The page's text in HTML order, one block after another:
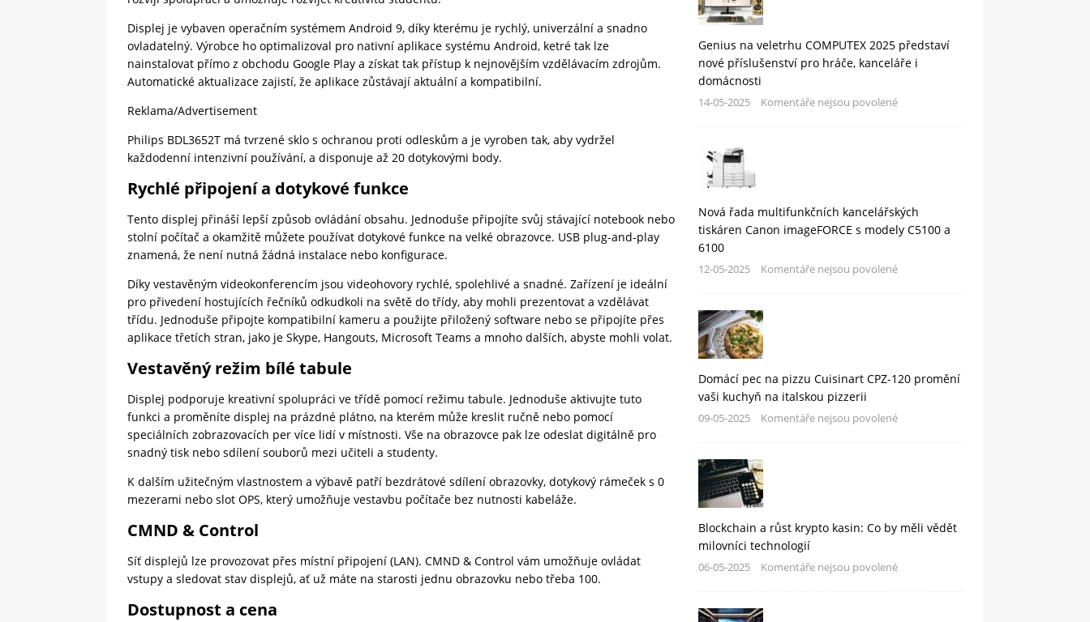
Displej je vybaven operačním systémem Android 9, díky kterému je rychlý, univerzální a snadno
ovladatelný. Výrobce ho optimalizoval pro nativní aplikace systému Android, ketré tak lze
nainstalovat přímo z obchodu Google Play a získat tak přístup k nejnovějším vzdělávacím zdrojům.
Automatické aktualizace zajistí, že aplikace zůstávají aktuální a kompatibilní.
Reklama/Advertisement
Philips BDL3652T má tvrzené sklo s ochranou proti odleskům a je vyroben tak, aby vydržel
každodenní intenzivní používání, a disponuje až 20 dotykovými body.
Rychlé připojení a dotykové funkce
Tento displej přináší lepší způsob ovládání obsahu. Jednoduše připojíte svůj stávající notebook nebo
stolní počítač a okamžitě můžete používat dotykové funkce na velké obrazovce. USB plug-and-play
znamená, že není nutná žádná instalace nebo konfigurace.
Díky vestavěným videokonferencím jsou videohovory rychlé, spolehlivé a snadné. Zařízení je ideální
pro přivedení hostujících řečníků odkudkoli na světě do třídy, aby mohli prezentovat a vzdělávat
třídu. Jednoduše připojte kompatibilní kameru a použijte přiložený software nebo se připojíte přes
aplikace třetích stran, jako je Skype, Hangouts, Microsoft Teams a mnoho dalších, abyste mohli volat.
Vestavěný režim bílé tabule
Displej podporuje kreativní spolupráci ve třídě pomocí režimu tabule. Jednoduše aktivujte tuto
funkci a proměníte displej na prázdné plátno, na kterém může kreslit ručně nebo pomocí
speciálních zobrazovacích per více lidí v místnosti. Vše na obrazovce pak lze odeslat digitálně pro
snadný tisk nebo sdílení souborů mezi učiteli a studenty.
K dalším užitečným vlastnostem a výbavě patří bezdrátové sdílení obrazovky, dotykový rámeček s 0
mezerami nebo slot OPS, který umožňuje vestavbu počítače bez nutnosti kabeláže.
CMND & Control
Síť displejů lze provozovat přes místní připojení (LAN). CMND & Control vám umožňuje ovládat
vstupy a sledovat stav displejů, ať už máte na starosti jednu obrazovku nebo třeba 100.
Dostupnost a cena
Genius na veletrhu COMPUTEX 2025 představí
nové příslušenství pro hráče, kanceláře i
domácnosti
14-05-2025 Komentáře nejsou povolené
Nová řada multifunkčních kancelářských
tiskáren Canon imageFORCE s modely C5100 a
6100
12-05-2025 Komentáře nejsou povolené
Domácí pec na pizzu Cuisinart CPZ-120 promění
vaši kuchyň na italskou pizzerii
09-05-2025 Komentáře nejsou povolené
Blockchain a růst krypto kasin: Co by měli vědět
milovníci technologií
06-05-2025 Komentáře nejsou povolené